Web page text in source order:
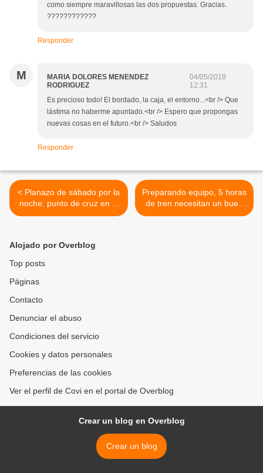
como siempre maravillosas las dos propuestas. Gracias.
????????????
Responder
M
MARIA DOLORES MENENDEZ
RODRIGUEZ
04/05/2019
12:31
Es precioso todo! El bordado, la caja, el entorno...<br /> Que
lástima no haberme apuntado.<br /> Espero que propongas
nuevas cosas en el futuro.<br /> Saludos
Responder
< Planazo de sábado por la
noche: punto de cruz en la
cocina mientras hornean
fondo, Carrusel Deportivo,
que juega la selección.
#galletasdenata
#tartatatindemanzana
#nochedesabado
#blackbirddesigns #slowlife
Preparando equipo, 5 horas
de tren necesitan un buen
entretenimiento. #tren
Alojado por Overblog
Top posts
Páginas
Contacto
Denunciar el abuso
Condiciones del servicio
Cookies y datos personales
Preferencias de las cookies
Ver el perfil de Covi en el portal de Overblog
Crear un blog en Overblog
Crear un blog